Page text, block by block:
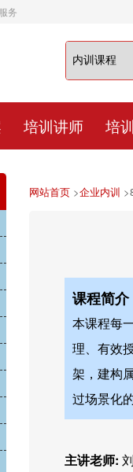
务
培训讲师 培
网站首页>企业内训 >
课程简介
本课程每
理、有效
架，建构
过场景化
主讲老师: